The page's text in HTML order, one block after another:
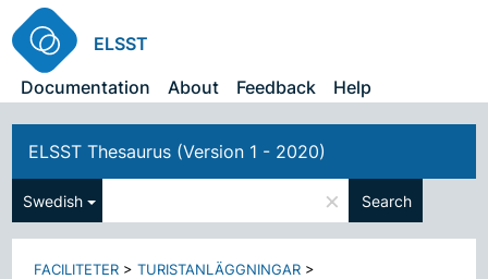
ELSST
Documentation
About Feedback Help
ELSST Thesaurus (Version 1 - 2020)
Swedish × Search
FACILITETER >TURISTANLÄGGNINGAR >